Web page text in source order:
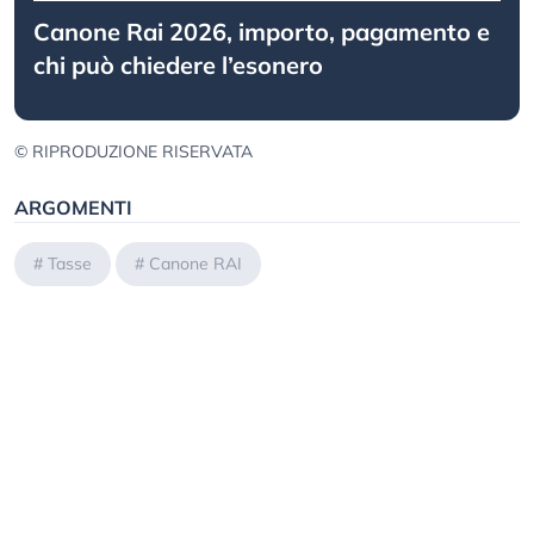
Canone Rai 2026, importo, pagamento e
chi può chiedere l’esonero
© RIPRODUZIONE RISERVATA
ARGOMENTI
# Tasse # Canone RAI